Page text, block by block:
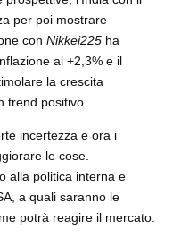
per poi mostrare
con Nikkei225 ha
al +2,3% e il
la crescita
trend positivo.
incertezza e ora i
le cose.
alla politica interna e
a quali saranno le
potrà reagire il mercato.